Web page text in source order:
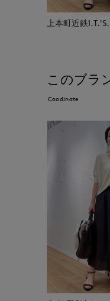
上本町近鉄
このブラ
Coodinate